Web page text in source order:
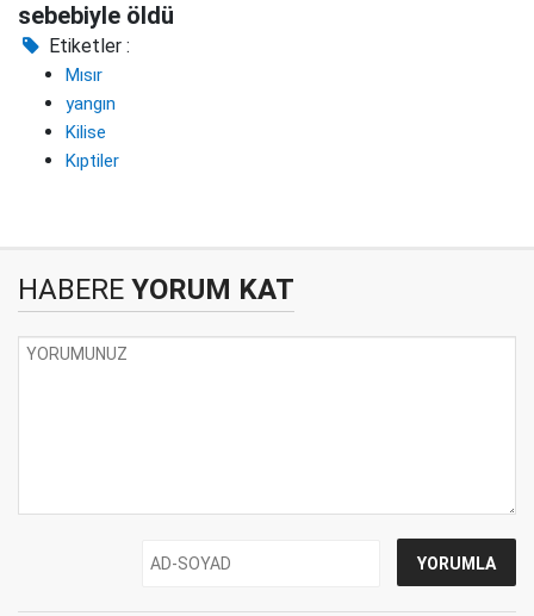
sebebiyle öldü
Etiketler :
Mısır
yangın
Kilise
Kıptiler
HABERE YORUM KAT